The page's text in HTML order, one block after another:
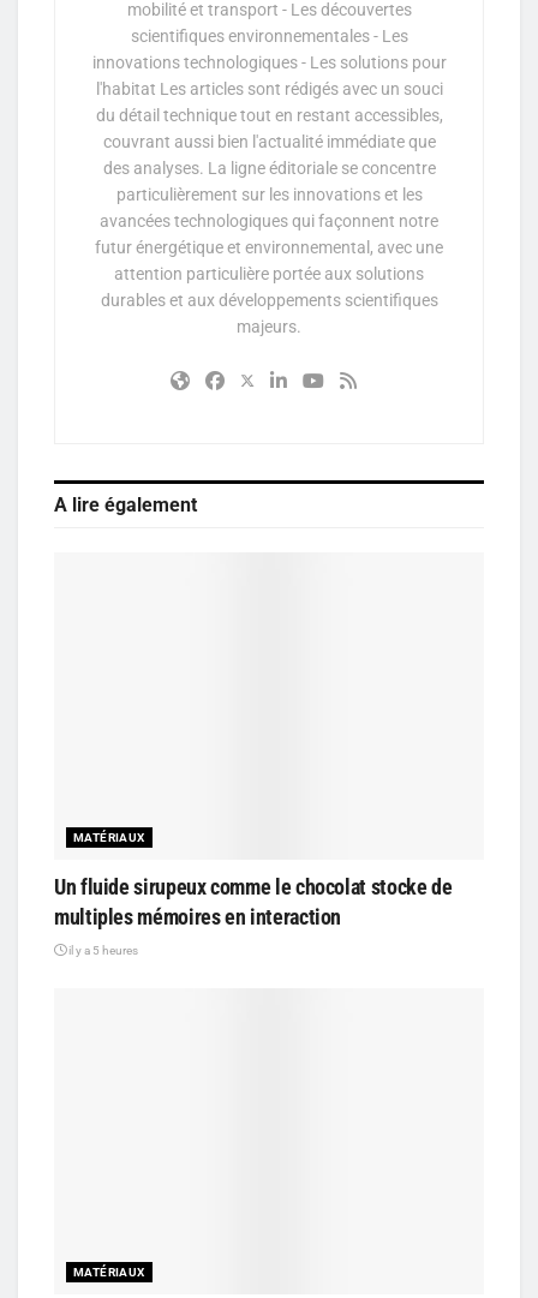
mobilité et transport - Les découvertes
scientifiques environnementales - Les
innovations technologiques - Les solutions pour
l'habitat Les articles sont rédigés avec un souci
du détail technique tout en restant accessibles,
couvrant aussi bien l'actualité immédiate que
des analyses. La ligne éditoriale se concentre
particulièrement sur les innovations et les
avancées technologiques qui façonnent notre
futur énergétique et environnemental, avec une
attention particulière portée aux solutions
durables et aux développements scientifiques
majeurs.
A lire également
MATÉRIAUX
Un fluide sirupeux comme le chocolat stocke de
multiples mémoires en interaction
il y a 5 heures
MATÉRIAUX